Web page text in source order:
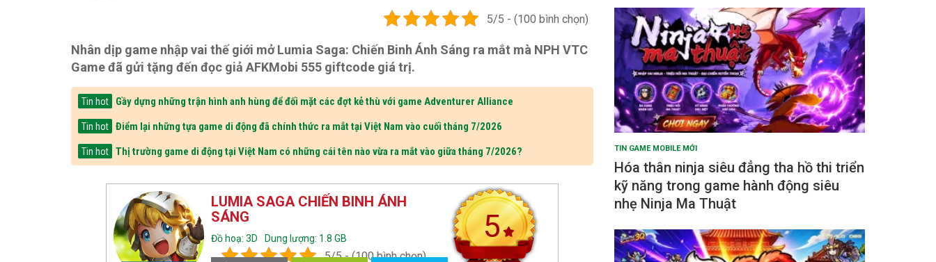
5/5 - (100 bình chọn)
Nhân dịp game nhập vai thế giới mở Lumia Saga: Chiến Binh Ánh Sáng ra mắt mà NPH VTC
Game đã gửi tặng đến đọc giả AFKMobi 555 giftcode giá trị.
Tin hot Gầy dựng những trận hình anh hùng để đối mặt các đợt kẻ thù với game Adventurer Alliance
Tin hot Điểm lại những tựa game di động đã chính thức ra mắt tại Việt Nam vào cuối tháng 7/2026
Tin hot Thị trường game di động tại Việt Nam có những cái tên nào vừa ra mắt vào giữa tháng 7/2026?
LUMIA SAGA CHIẾN BINH ÁNH
SÁNG
Đồ hoạ: 3D Dung lượng: 1.8 GB
5/5 - (100 bình chọn)
5
TIN GAME MOBILE MỚI
Hóa thân ninja siêu đẳng tha hồ thi triển
kỹ năng trong game hành động siêu
nhẹ Ninja Ma Thuật